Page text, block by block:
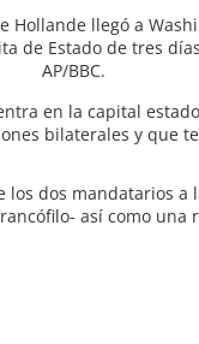
Hollande llegó a
de Estado de tres
AP/BBC.
en la capital
bilaterales y que
dos mandatarios
así como una